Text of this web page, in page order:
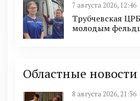
7 августа 2026, 12:46
Трубчевская
молодым
Областные новости
8 августа 2026, 21:36